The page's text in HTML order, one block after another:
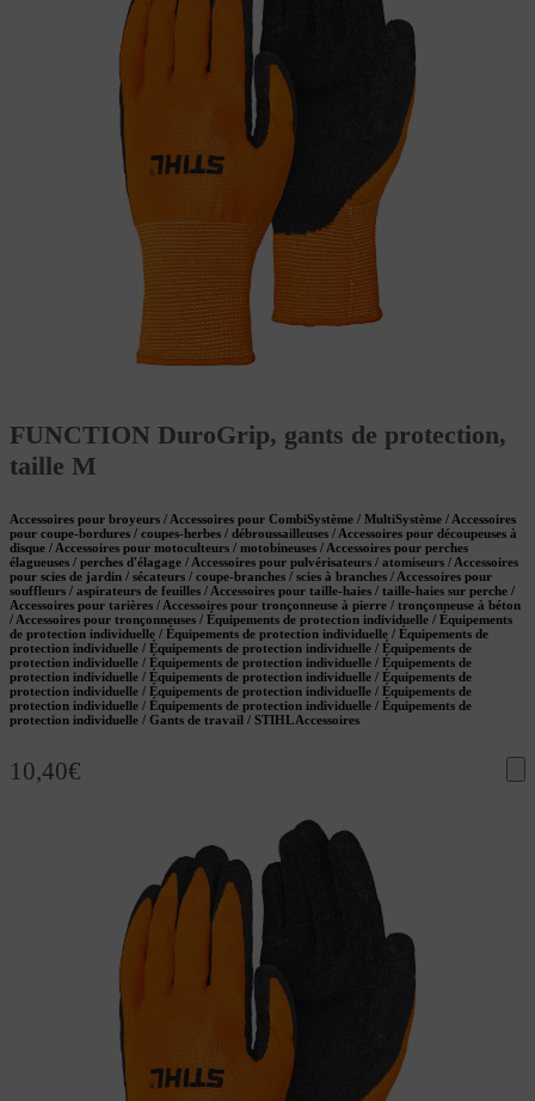
FUNCTION DuroGrip, gants de protection,
taille M
Accessoires pour broyeurs / Accessoires pour CombiSystème / MultiSystème / Accessoires
pour coupe-bordures / coupes-herbes / débroussailleuses / Accessoires pour découpeuses à
disque / Accessoires pour motoculteurs / motobineuses / Accessoires pour perches
élagueuses / perches d'élagage / Accessoires pour pulvérisateurs / atomiseurs / Accessoires
pour scies de jardin / sécateurs / coupe-branches / scies à branches / Accessoires pour
souffleurs / aspirateurs de feuilles / Accessoires pour taille-haies / taille-haies sur perche /
Accessoires pour tarières / Accessoires pour tronçonneuse à pierre / tronçonneuse à béton
/ Accessoires pour tronçonneuses / Équipements de protection individuelle / Équipements
de protection individuelle / Équipements de protection individuelle / Équipements de
protection individuelle / Équipements de protection individuelle / Équipements de
protection individuelle / Équipements de protection individuelle / Équipements de
protection individuelle / Équipements de protection individuelle / Équipements de
protection individuelle / Équipements de protection individuelle / Équipements de
protection individuelle / Équipements de protection individuelle / Équipements de
protection individuelle / Gants de travail / STIHL Accessoires
10,40€